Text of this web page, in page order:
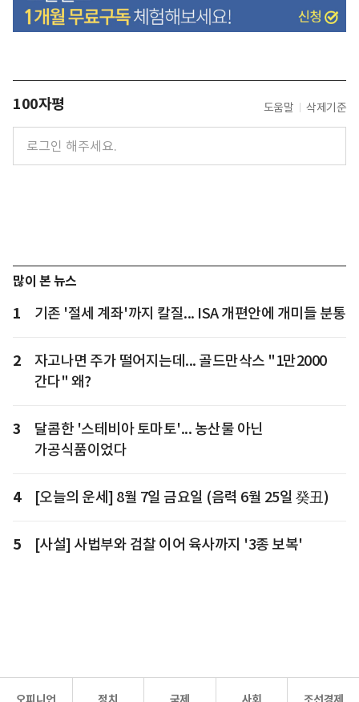
100자평 도움말 삭제기준
많이 본 뉴스
1 기존 '절세 계좌'까지 칼질... ISA 개편안에 개미들 분통
2
자고나면 주가 떨어지는데... 골드만삭스 "1만2000
간다" 왜?
3
달콤한 '스테비아 토마토'... 농산물 아닌
가공식품이었다
4 [오늘의 운세] 8월 7일 금요일 (음력 6월 25일 癸丑)
5 [사설] 사법부와 검찰 이어 육사까지 '3종 보복'